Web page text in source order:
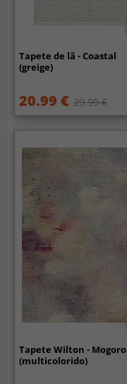
Tapete de lã - Coastal
(greige)
20.99 € 29.99 €
Tapete Wilton - Mogoro
(multicolorido)